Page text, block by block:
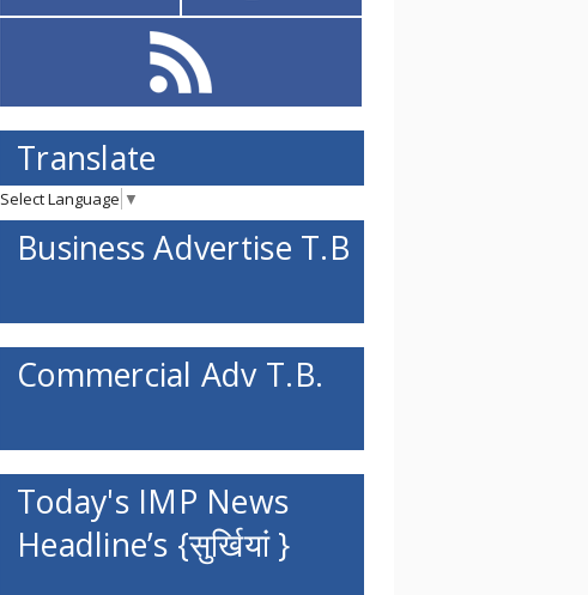
Translate
Select Language ▼
Business Advertise T.B
Commercial Adv T.B.
Today's IMP News
Headline’s {सुर्खियां }